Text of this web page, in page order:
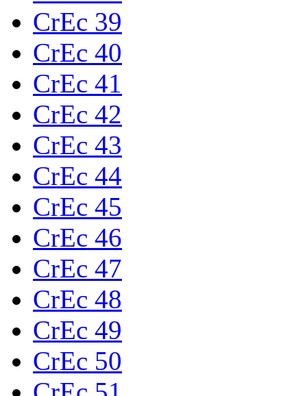
CrEc 39
CrEc 40
CrEc 41
CrEc 42
CrEc 43
CrEc 44
CrEc 45
CrEc 46
CrEc 47
CrEc 48
CrEc 49
CrEc 50